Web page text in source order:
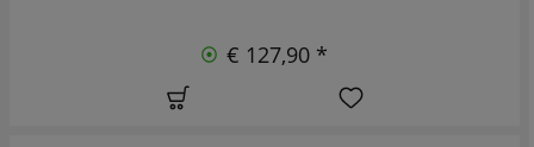
€ 127,90 *